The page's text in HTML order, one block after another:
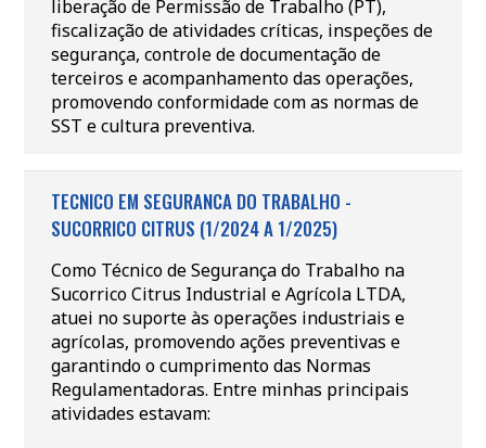
liberação de Permissão de Trabalho (PT),
fiscalização de atividades críticas, inspeções de
segurança, controle de documentação de
terceiros e acompanhamento das operações,
promovendo conformidade com as normas de
SST e cultura preventiva.
TECNICO EM SEGURANCA DO TRABALHO -
SUCORRICO CITRUS (1/2024 A 1/2025)
Como Técnico de Segurança do Trabalho na
Sucorrico Citrus Industrial e Agrícola LTDA,
atuei no suporte às operações industriais e
agrícolas, promovendo ações preventivas e
garantindo o cumprimento das Normas
Regulamentadoras. Entre minhas principais
atividades estavam: